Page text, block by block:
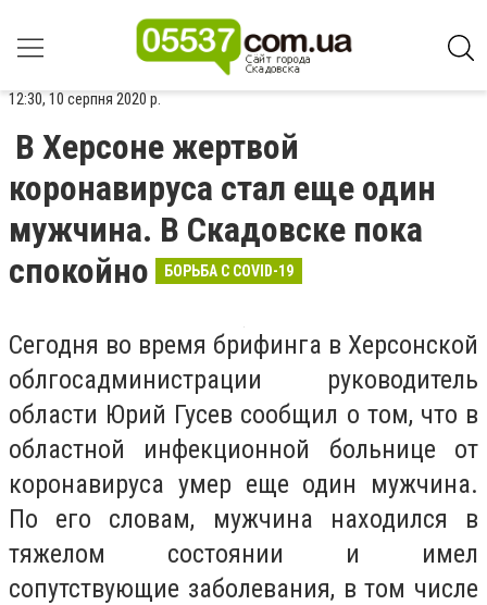
12:30, 10 серпня 2020 р.
В Херсоне жертвой
коронавируса стал еще один
мужчина. В Скадовске пока
спокойно
БОРЬБА С COVID-19
Сегодня во время брифинга в Херсонской
облгосадминистрации руководитель
области Юрий Гусев сообщил о том, что в
областной инфекционной больнице от
коронавируса умер еще один мужчина.
По его словам, мужчина находился в
тяжелом состоянии и имел
сопутствующие заболевания, в том числе